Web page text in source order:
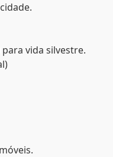
vida silvestre.